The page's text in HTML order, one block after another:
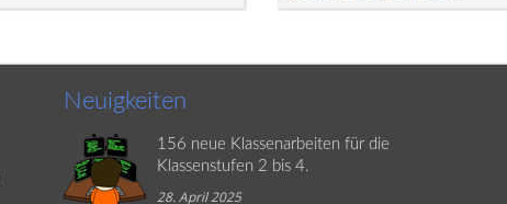
Neuigkeiten
156 neue Klassenarbeiten für die
Klassenstufen 2 bis 4.
28. April 2025